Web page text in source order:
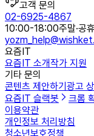
고객 문의
02-6925-4867
10:00-18:00주말·공
요즘IT
요즘IT 소개작가 지원
기타 문의
콘텐츠 제안하기 광고
요즘IT 슬랙봇
크롬
이용약관
개인정보 처리방침
청소년보호정책